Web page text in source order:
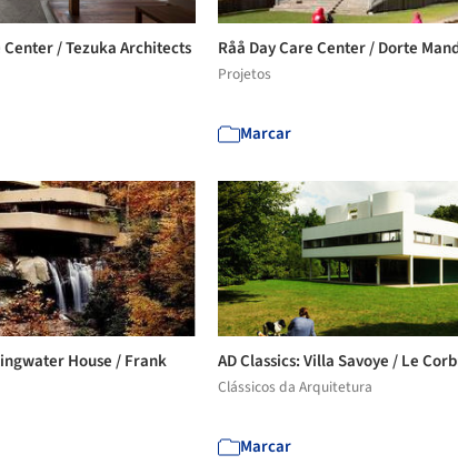
/ Tezuka Architects Råå Day Care Center / Dorte
Projetos
Marcar
House / Frank
AD Classics: Villa Savoye / Le
Clássicos da Arquitetura
Marcar